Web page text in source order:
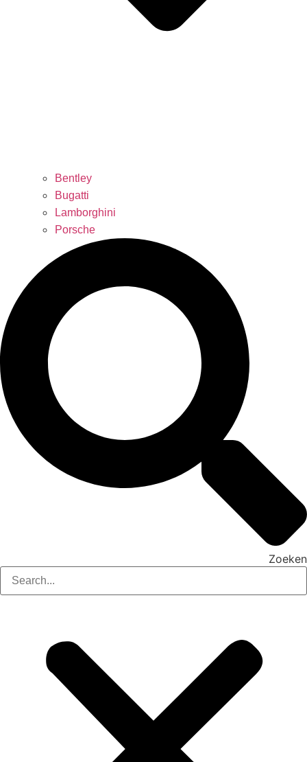
Bentley
Bugatti
Lamborghini
Porsche
Zoeken